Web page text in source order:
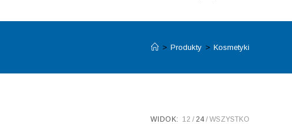
WEBSITE
> Produkty > Kosmetyki
WIDOK: 12 24 WSZYSTKO